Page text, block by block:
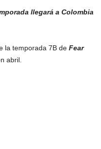
llegará a Colombia
la temporada 7B de Fear
abril.